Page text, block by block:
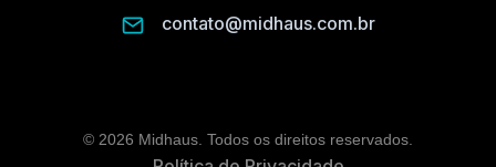
contato@midhaus.com.br
© 2026 Midhaus. Todos os direitos reservados.